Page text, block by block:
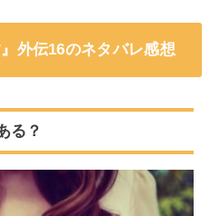
外伝16のネタバレ感想
る？